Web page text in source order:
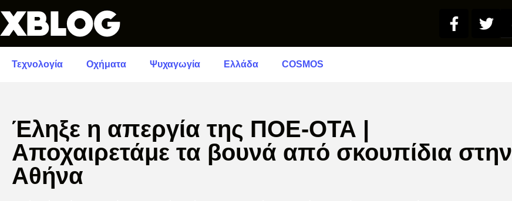
Τεχνολογία Οχήματα Ψυχαγωγία Ελλάδα COSMOS
Έληξε η απεργία της ΠΟΕ-ΟΤΑ |
Αποχαιρετάμε τα βουνά από σκουπίδια στην
Αθήνα